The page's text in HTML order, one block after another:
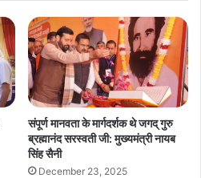
संपूर्ण मानवता के मार्गदर्शक थे जगद् गुरु
ब्रह्मानंद सरस्वती जी: मुख्यमंत्री नायब
सिंह सैनी
December 23, 2025